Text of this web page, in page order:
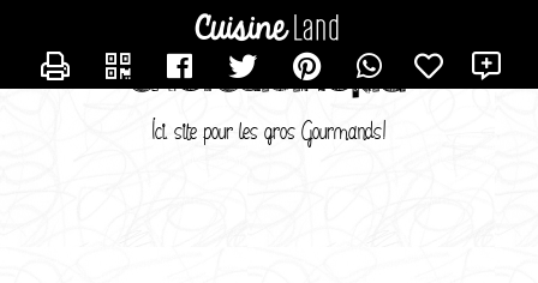
chefcuisinekia
Ici, site pour les gros Gourmands!
CONTACTER CHIARA